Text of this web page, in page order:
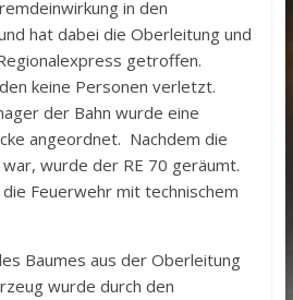
in den
hat dabei die Oberleitung und
getroffen.
keine Personen verletzt.
der Bahn wurde eine
angeordnet. Nachdem die
wurde der RE 70 geräumt.
Feuerwehr mit technischem
Baumes aus der Oberleitung
wurde durch den